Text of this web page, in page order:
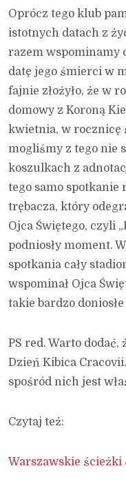
Oprócz tego klub
istotnych datach z
razem wspominamy
datę jego śmierci w
fajnie złożyło, że w
domowy z Koroną
kwietnia, w rocznicę
mogliśmy z tego nie
koszulkach z
tego samo spotkanie
trębacza, który
Ojca Świętego, czyli
podniosły moment.
spotkania cały
wspominał Ojca
takie bardzo
PS red. Warto
Dzień Kibica
spośród nich jest
Czytaj też:
Warszawskie ścieżki